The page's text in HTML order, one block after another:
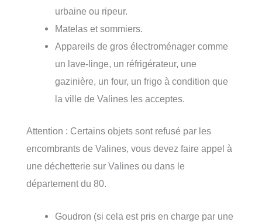
urbaine ou ripeur.
Matelas et sommiers.
Appareils de gros électroménager comme
un lave-linge, un réfrigérateur, une
gazinière, un four, un frigo à condition que
la ville de Valines les acceptes.
Attention : Certains objets sont refusé par les
encombrants de Valines, vous devez faire appel à
une déchetterie sur Valines ou dans le
département du 80.
Goudron (si cela est pris en charge par une